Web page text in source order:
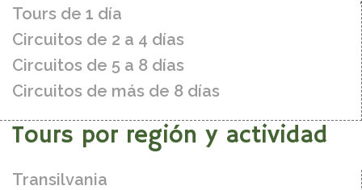
Tours de 1 día
Circuitos de 2 a 4 días
Circuitos de 5 a 8 días
Circuitos de más de 8 días
Tours por región y actividad
Transilvania